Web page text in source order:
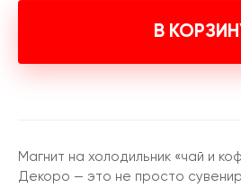
В
Магнит на холодильник «чай и
Декоро — это не просто